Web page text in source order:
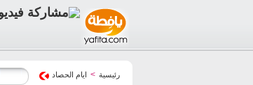
رئيسية > ايام الحصاد